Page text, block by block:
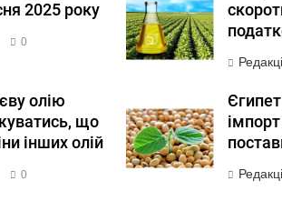
2025 року
0
олію
що
інших олій
0